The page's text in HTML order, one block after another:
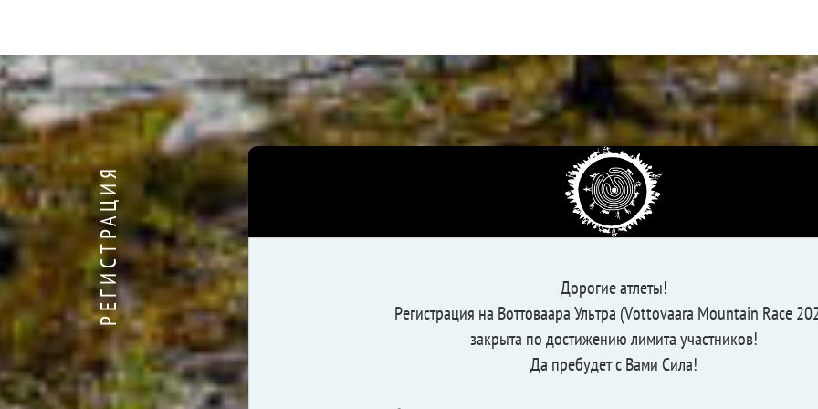
РЕГИСТРАЦИЯ
Дорогие атлеты!
Регистрация на Воттоваара Ультра (Vottovaara Mountain Race
закрыта по достижению лимита участников!
Да пребудет с Вами Сила!